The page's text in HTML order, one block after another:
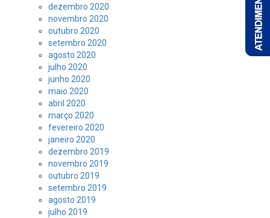
dezembro 2020
novembro 2020
outubro 2020
setembro 2020
agosto 2020
julho 2020
junho 2020
maio 2020
abril 2020
março 2020
fevereiro 2020
janeiro 2020
dezembro 2019
novembro 2019
outubro 2019
setembro 2019
agosto 2019
julho 2019